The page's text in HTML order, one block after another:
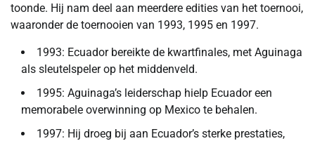
toonde. Hij nam deel aan meerdere edities van het toernooi,
waaronder de toernooien van 1993, 1995 en 1997.
1993: Ecuador bereikte de kwartfinales, met Aguinaga
als sleutelspeler op het middenveld.
1995: Aguinaga’s leiderschap hielp Ecuador een
memorabele overwinning op Mexico te behalen.
1997: Hij droeg bij aan Ecuador’s sterke prestaties,